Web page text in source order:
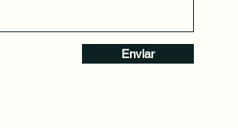
Enviar